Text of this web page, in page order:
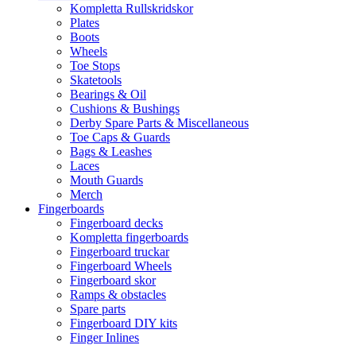
Kompletta Rullskridskor
Plates
Boots
Wheels
Toe Stops
Skatetools
Bearings & Oil
Cushions & Bushings
Derby Spare Parts & Miscellaneous
Toe Caps & Guards
Bags & Leashes
Laces
Mouth Guards
Merch
Fingerboards
Fingerboard decks
Kompletta fingerboards
Fingerboard truckar
Fingerboard Wheels
Fingerboard skor
Ramps & obstacles
Spare parts
Fingerboard DIY kits
Finger Inlines